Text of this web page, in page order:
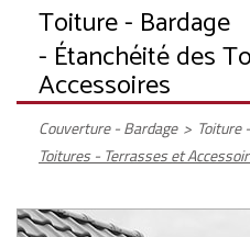
Toiture - Bardage
- Étanchéité des
Accessoires
Couverture - Bardage > Toiture
Toitures - Terrasses et